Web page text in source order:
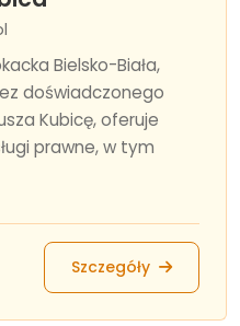
Bielsko-Biała,
doświadczonego
Kubicę, oferuje
prawne, w tym
Szczegóły